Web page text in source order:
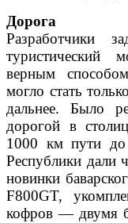
Дорога
Разработчики
туристический
верным
могло стать
дальнее. Было
дорогой в
1000 км пути
Республики дали
новинки
F800GT,
кофров — двумя